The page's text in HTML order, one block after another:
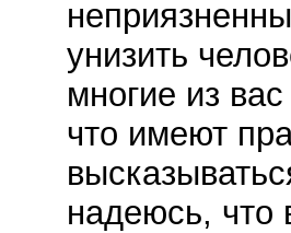
унизить
многие из
что имеют
надеюсь, что